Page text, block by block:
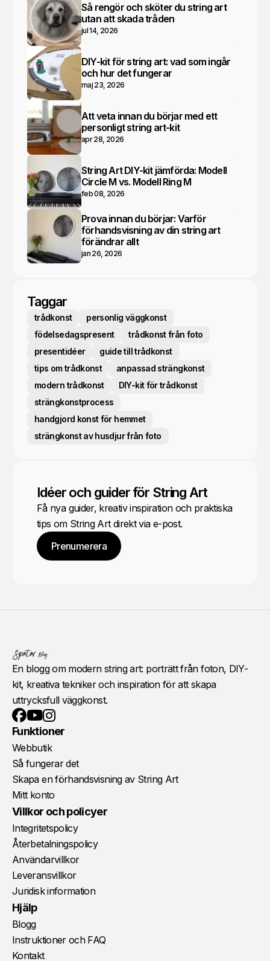
Så rengör och sköter du string art
utan att skada tråden
jul 14, 2026
DIY-kit för string art: vad som ingår
och hur det fungerar
maj 23, 2026
Att veta innan du börjar med ett
personligt string art-kit
apr 28, 2026
String Art DIY-kit jämförda: Modell
Circle M vs. Modell Ring M
feb 08, 2026
Prova innan du börjar: Varför
förhandsvisning av din string art
förändrar allt
jan 26, 2026
Taggar
trådkonst
personlig väggkonst
födelsedagspresent
trådkonst från foto
presentidéer
guide till trådkonst
tips om trådkonst
anpassad strängkonst
modern trådkonst
DIY-kit för trådkonst
strängkonstprocess
handgjord konst för hemmet
strängkonst av husdjur från foto
Idéer och guider för String Art
Få nya guider, kreativ inspiration och praktiska
tips om String Art direkt via e-post.
Prenumerera
En blogg om modern string art: porträtt från foton, DIY-
kit, kreativa tekniker och inspiration för att skapa
uttrycksfull väggkonst.
Facebook
YouTube
Instagram
Funktioner
Webbutik
Så fungerar det
Skapa en förhandsvisning av String Art
Mitt konto
Villkor och policyer
Integritetspolicy
Återbetalningspolicy
Användarvillkor
Leveransvillkor
Juridisk information
Hjälp
Blogg
Instruktioner och FAQ
Kontakt